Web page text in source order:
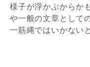
様子が浮かぶからか
や一般の文章として
一筋縄ではいかない